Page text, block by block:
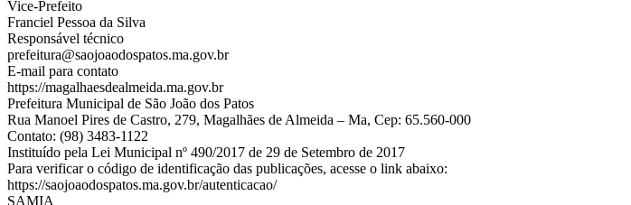
Vice-Prefeito
Franciel Pessoa da Silva
Responsável técnico
prefeitura@saojoaodospatos.ma.gov.br
E-mail para contato
https://magalhaesdealmeida.ma.gov.br
Prefeitura Municipal de São João dos Patos
Rua Manoel Pires de Castro, 279, Magalhães de Almeida – Ma, Cep: 65.560-000
Contato: (98) 3483-1122
Instituído pela Lei Municipal nº 490/2017 de 29 de Setembro de 2017
Para verificar o código de identificação das publicações, acesse o link abaixo:
https://saojoaodospatos.ma.gov.br/autenticacao/
SAMIA